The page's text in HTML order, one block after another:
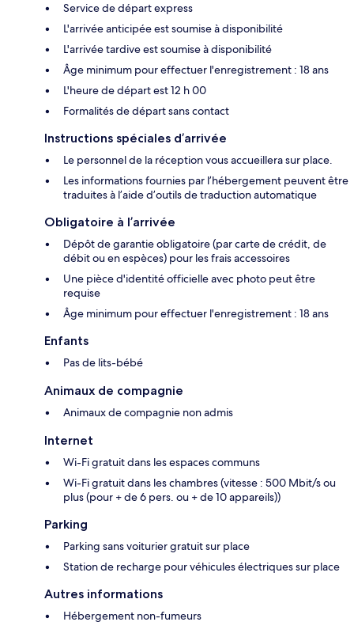
Service de départ express
L'arrivée anticipée est soumise à disponibilité
L'arrivée tardive est soumise à disponibilité
Âge minimum pour effectuer l'enregistrement : 18 ans
L'heure de départ est 12 h 00
Formalités de départ sans contact
Instructions spéciales d’arrivée
Le personnel de la réception vous accueillera sur place.
Les informations fournies par l’hébergement peuvent être
traduites à l’aide d’outils de traduction automatique
Obligatoire à l’arrivée
Dépôt de garantie obligatoire (par carte de crédit, de
débit ou en espèces) pour les frais accessoires
Une pièce d'identité officielle avec photo peut être
requise
Âge minimum pour effectuer l'enregistrement : 18 ans
Enfants
Pas de lits-bébé
Animaux de compagnie
Animaux de compagnie non admis
Internet
Wi-Fi gratuit dans les espaces communs
Wi-Fi gratuit dans les chambres (vitesse : 500 Mbit/s ou
plus (pour + de 6 pers. ou + de 10 appareils))
Parking
Parking sans voiturier gratuit sur place
Station de recharge pour véhicules électriques sur place
Autres informations
Hébergement non-fumeurs